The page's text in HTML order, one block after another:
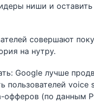
ниши и оставить
совершают
на нутру.
Google лучше
пользователей
офферов (по данным